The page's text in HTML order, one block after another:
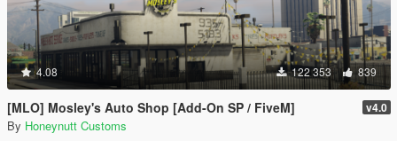
4.08 122 353 839
[MLO] Mosley's Auto Shop [Add-On SP / FiveM] v4.0
By Honeynutt Customs